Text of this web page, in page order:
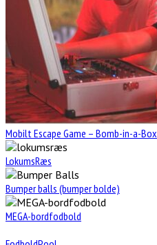
Mobilt Escape Game – Bomb-in-a-Box
LokumsRæs
Bumper balls (bumper bolde)
MEGA-bordfodbold